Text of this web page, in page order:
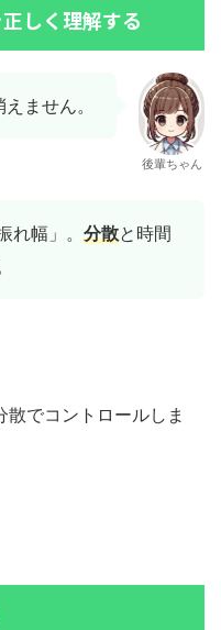
しく理解する
ません。
後輩ちゃん
れ幅」。 分散と時間
でコントロールしま